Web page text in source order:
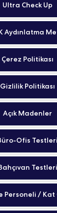
Ultra Check Up
Aydınlatma
Çerez Politikası
Gizlilik Politikası
Açık Madenler
Ofis Testleri
Testleri
Personeli /